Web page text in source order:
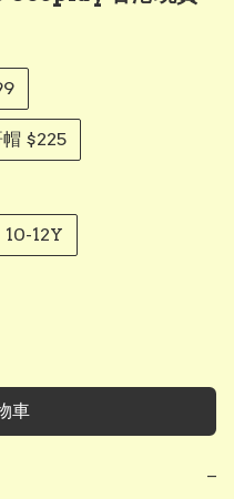
$225
10-12Y
車
−